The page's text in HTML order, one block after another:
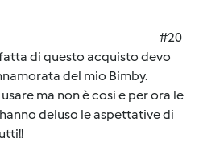
#20
di questo acquisto devo
del mio Bimby.
ma non è cosi e per ora le
deluso le aspettative di